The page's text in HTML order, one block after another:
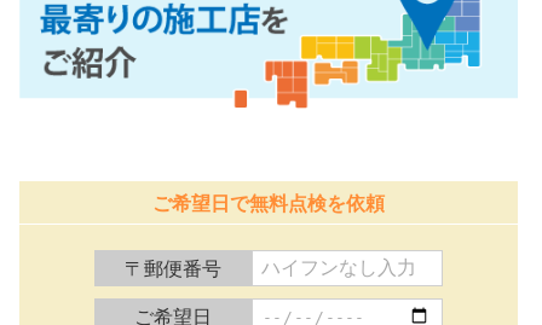
ご希望日で無料点検を依頼
〒郵便番号
ご希望日